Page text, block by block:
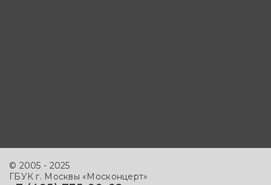
© 2005 - 2025
ГБУК г. Москвы «Москонцерт»